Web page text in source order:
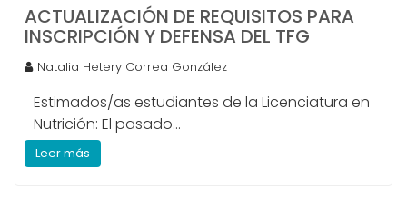
ACTUALIZACIÓN DE REQUISITOS PARA
INSCRIPCIÓN Y DEFENSA DEL TFG
Natalia Hetery Correa González
Estimados/as estudiantes de la Licenciatura en
Nutrición: El pasado...
Leer más